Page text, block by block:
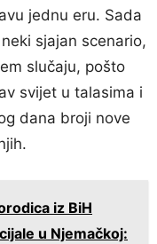
jednu eru. Sada
sjajan scenario,
slučaju, pošto
svijet u talasima i
dana broji nove
iz BiH
u Njemačkoj: